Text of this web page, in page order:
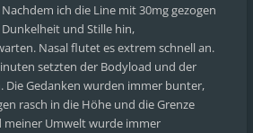
ich die Line mit 30mg gezogen
und Stille hin,
Nasal flutet es extrem schnell an.
setzten der Bodyload und der
Gedanken wurden immer bunter,
rasch in die Höhe und die Grenze
meiner Umwelt wurde immer